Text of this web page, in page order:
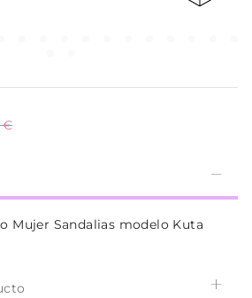
€
Mujer Sandalias modelo Kuta